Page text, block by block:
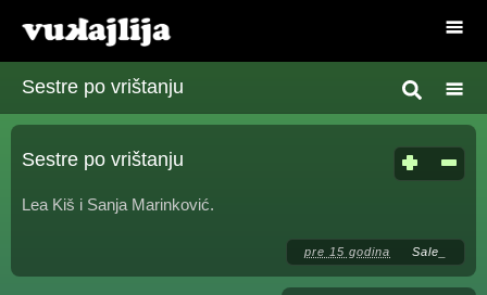
Sestre po vrištanju
Sestre po vrištanju
Lea Kiš i Sanja Marinković.
pre 15 godina Sale_